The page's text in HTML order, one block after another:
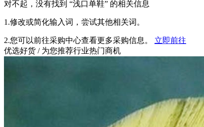
对不起，没有找到 “浅口单鞋” 的相关信息
1.修改或简化输入词，尝试其他相关词。
2.您可以前往采购中心查看更多采购信息。 立即前往
优选好货 / 为您推荐行业热门商机